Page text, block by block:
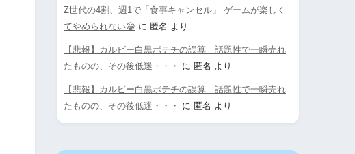
Z世代の4割、週1で「食事キャンセル」 ゲームが楽しく
てやめられない😁 に 匿名 より
【悲報】カルビー白黒ポテチの誤算 話題性で一瞬売れ
たものの、その後低迷・・・
に 匿名 より
【悲報】カルビー白黒ポテチの誤算 話題性で一瞬売れ
たものの、その後低迷・・・
に 匿名 より